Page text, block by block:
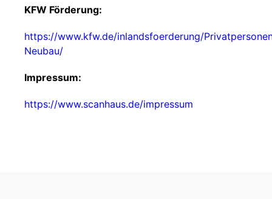
KFW Förderung:
https://www.kfw.de/inlandsfoerderung/
Neubau/
Impressum:
https://www.scanhaus.de/impressum